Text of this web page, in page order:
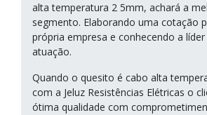
alta temperatura 2 5mm, achará a
segmento. Elaborando uma cotação
própria empresa e conhecendo a
atuação.
Quando o quesito é cabo alta
com a Jeluz Resistências Elétricas o
ótima qualidade com